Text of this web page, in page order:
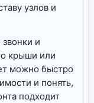
узлов и
и
крыши или
можно быстро
и понять,
подходит